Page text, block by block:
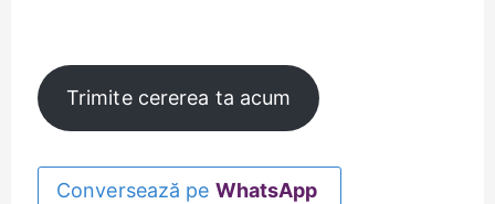
Trimite cererea ta acum
Conversează pe WhatsApp